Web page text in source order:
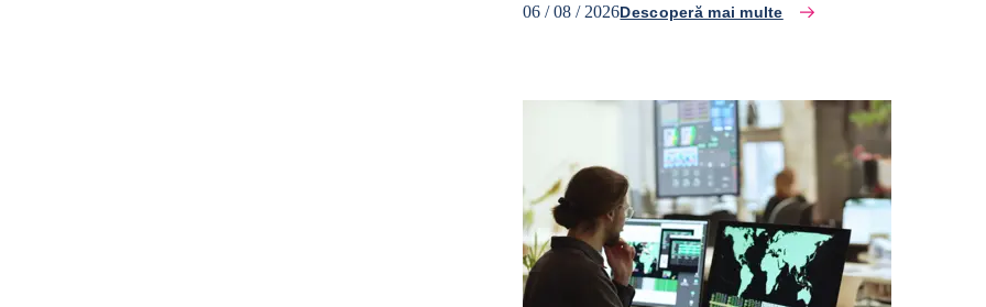
06 / 08 / 2026Descoperă mai multe